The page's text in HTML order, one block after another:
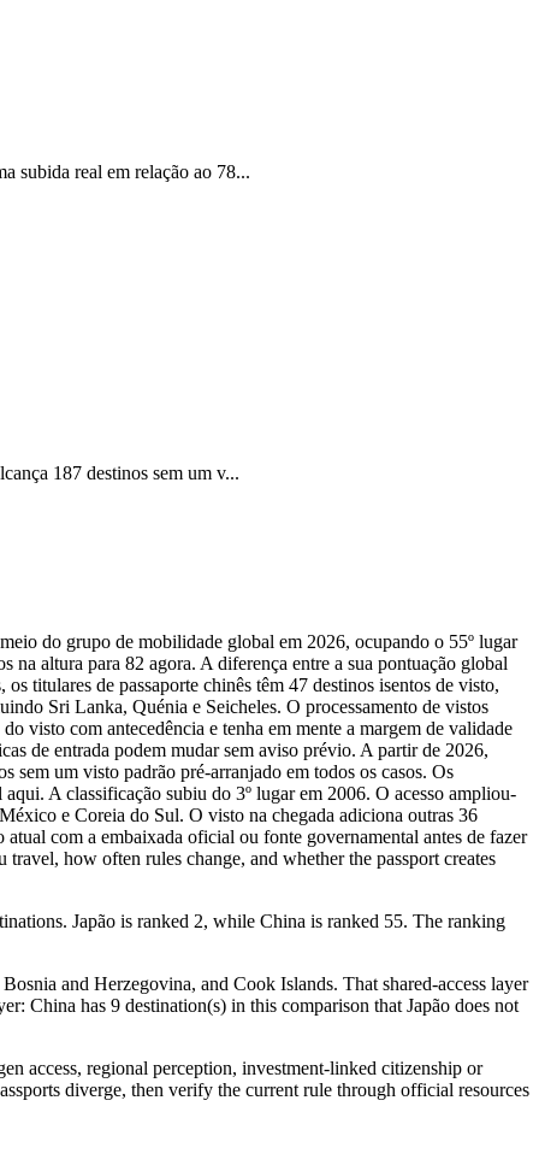
subida real em relação ao 78...
187 destinos sem um v...
do grupo de mobilidade global em 2026, ocupando o 55º lugar
na altura para 82 agora. A diferença entre a sua pontuação global
titulares de passaporte chinês têm 47 destinos isentos de visto,
Sri Lanka, Quénia e Seicheles. O processamento de vistos
visto com antecedência e tenha em mente a margem de validade
de entrada podem mudar sem aviso prévio. A partir de 2026,
sem um visto padrão pré-arranjado em todos os casos. Os
A classificação subiu do 3º lugar em 2006. O acesso ampliou-
e Coreia do Sul. O visto na chegada adiciona outras 36
com a embaixada oficial ou fonte governamental antes de fazer
how often rules change, and whether the passport creates
Japão is ranked 2, while China is ranked 55. The ranking
and Herzegovina, and Cook Islands. That shared-access layer
China has 9 destination(s) in this comparison that Japão does not
access, regional perception, investment-linked citizenship or
diverge, then verify the current rule through official resources